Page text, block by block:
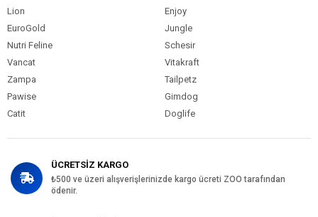
Lion
Enjoy
EuroGold
Jungle
Nutri Feline
Schesir
Vancat
Vitakraft
Zampa
Tailpetz
Pawise
Gimdog
Catit
Doglife
ÜCRETSİZ KARGO
₺500 ve üzeri alışverişlerinizde kargo ücreti ZOO tarafından
ödenir.